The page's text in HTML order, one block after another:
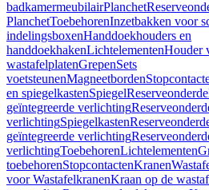
badkamermeubilairPlanchet
PlanchetToebehorenInzetbakken voor
indelingsboxenHanddoekhouders en
handdoekhakenLichtelementenHouder
wastafelplatenGrepenSets
voetsteunenMagneetborden
en spiegelkastenSpiegel
geïntegreerde verlichting
verlichtingSpiegelkasten
geïntegreerde verlichting
verlichtingToebehorenLichtelementen
toebehorenStopcontactenKranen
voor WastafelkranenKraan op de